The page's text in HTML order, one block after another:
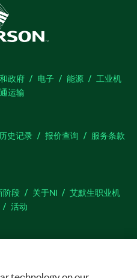
政府 电子 能源
工业机
运输
史记录 报价查询
服务条款
阶段 关于NI
艾默生职业机
活动